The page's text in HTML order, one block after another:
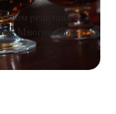
решений, и
Многие пары